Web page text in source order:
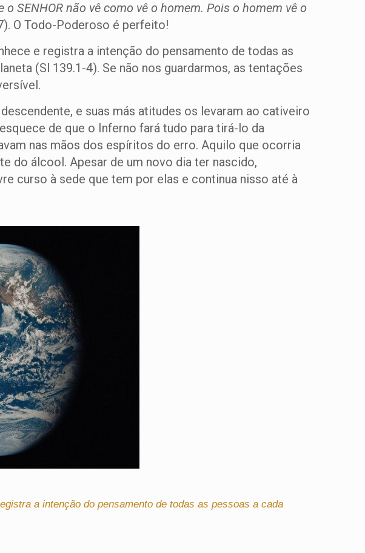
SENHOR não vê como vê o homem. Pois o homem vê o
O Todo-Poderoso é perfeito!
e registra a intenção do pensamento de todas as
(Sl 139.1-4). Se não nos guardarmos, as tentações
e suas más atitudes os levaram ao cativeiro
de que o Inferno fará tudo para tirá-lo da
nas mãos dos espíritos do erro. Aquilo que ocorria
do álcool. Apesar de um novo dia ter nascido,
curso à sede que tem por elas e continua nisso até à
a intenção do pensamento de todas as pessoas a cada